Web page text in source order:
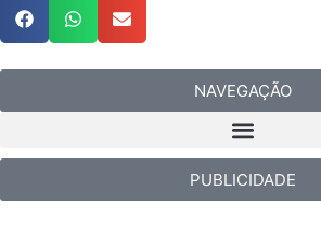
NAVEGAÇÃO
PUBLICIDADE